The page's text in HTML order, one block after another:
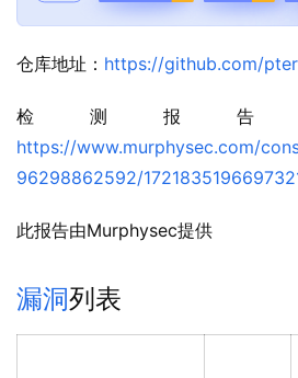
仓库地址： https://github.com/
检测报告
https://www.murphysec.com/
96298862592/
此报告由Murphysec提供
漏洞列表